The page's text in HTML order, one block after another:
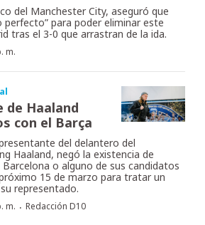
del Manchester City, aseguró que
perfecto” para poder eliminar este
tras el 3-0 que arrastran de la ida.
m.
de Haaland
con el Barça
del delantero del
Haaland, negó la existencia de
o alguno de sus candidatos
15 de marzo para tratar un
representado.
m. · Redacción D10